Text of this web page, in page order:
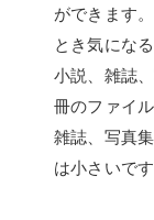
ができます
とき気にな
小説、雑誌
冊のファイ
雑誌、写真
は小さいで